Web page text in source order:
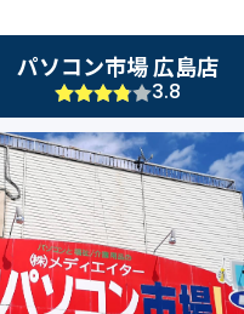
パソコン市場 広島店
3.8